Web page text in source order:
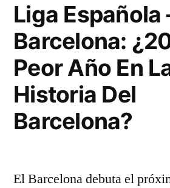
Liga Española
Barcelona:
Peor Año En
Historia Del
Barcelona?
El Barcelona debuta el